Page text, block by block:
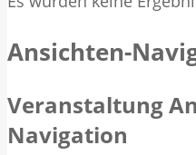
Ansichten-
Veranstaltung
Navigation